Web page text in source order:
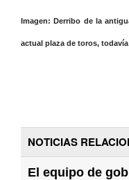
Imagen: Derribo de la
actual plaza de toros,
NOTICIAS
El equipo de